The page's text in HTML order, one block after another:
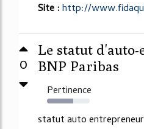
Site :http://
0
Le statut
BNP Paribas
Pertinence
61%
statut auto entrepreneur